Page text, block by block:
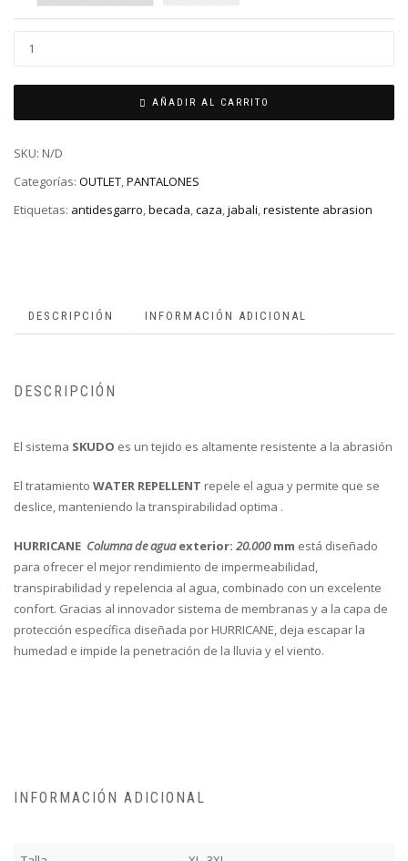
AÑADIR AL CARRITO
SKU: N/D
Categorías: OUTLET,PANTALONES
Etiquetas: antidesgarro,becada,caza,jabali,resistente abrasion
DESCRIPCIÓN INFORMACIÓN ADICIONAL
DESCRIPCIÓN
El sistema SKUDO es un tejido es altamente resistente a la abrasión
El tratamiento WATER REPELLENT repele el agua y permite que se
deslice, manteniendo la transpirabilidad optima .
HURRICANE Columna de aguaexterior: 20.000mm está diseñado
para ofrecer el mejor rendimiento de impermeabilidad,
transpirabilidad y repelencia al agua, combinado con un excelente
confort. Gracias al innovador sistema de membranas y a la capa de
protección específica diseñada por HURRICANE, deja escapar la
humedad e impide la penetración de la lluvia y el viento.
INFORMACIÓN ADICIONAL